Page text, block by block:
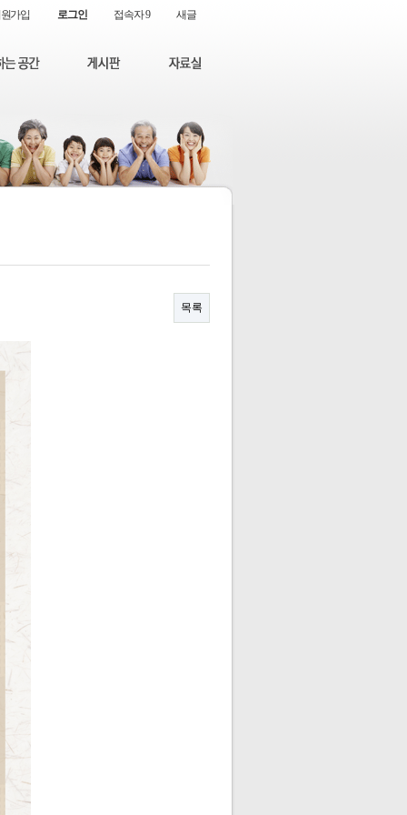
가입 로그인 접속자 9 새글
목록